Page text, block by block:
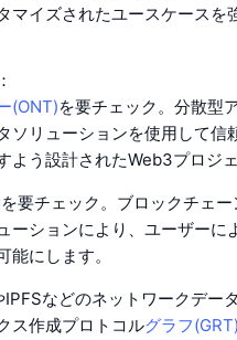
マイズされたユースケースを
(ONT)を要チェック。分散型
ソリューションを使用して信
よう設計されたWeb3プロジェ
を要チェック。ブロックチェ
ーションにより、ユーザーに
能にします。
などのネットワークデー
ス作成プロトコルグラフ(GRT)